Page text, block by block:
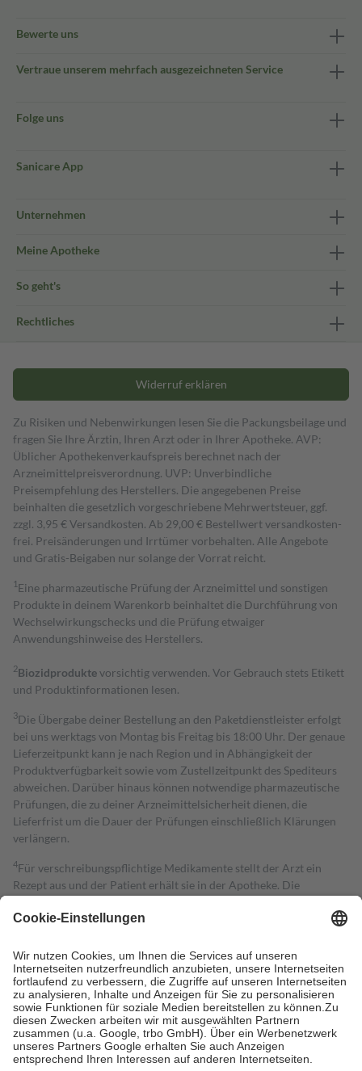
Bewerte uns
Vertraue unserem mehrfach ausgezeichneten Service
Folge uns
Sanicare App
Unternehmen
Meine Apotheke
So geht's
Rechtliches
Widerruf erklären
Zu Risiken und Nebenwirkungen lesen Sie die Packungsbeilage und
fragen Sie Ihre Ärztin, Ihren Arzt oder in Ihrer Apotheke. AVP:
Üblicher Apothekenverkaufspreis berechnet nach der
Arzneimittelpreisverordnung. UVP: Unverbindliche
Preisempfehlung des Herstellers. Die angegebenen Preise
beinhalten die gesetzlich vorgeschriebene Mehrwertsteuer, ggf.
zzgl. 3,95 € Versandkosten. Ab 29,00 € Bestell­wert versand­kosten­
frei. Preisänderungen und Irrtümer vorbehalten. Alle Angebote
und Gratis-Beigaben nur solange der Vorrat reicht.
1 Eine pharmazeutische Prüfung der Arzneimittel und sonstigen
Produkte in deinem Warenkorb beinhaltet die Durchführung von
Wechselwirkungschecks und die Prüfung etwaiger
Anwendungshinweise des Herstellers.
2Biozidproduktevorsichtig verwenden. Vor Gebrauch stets Etikett
und Produktinformationen lesen.
3Die Übergabe deiner Bestellung an den Paketdienstleister erfolgt
bei uns werktags von Montag bis Freitag bis 18:00 Uhr. Der genaue
Lieferzeitpunkt kann je nach Region und in Abhängigkeit der
Produktverfügbarkeit sowie vom Zustellzeitpunkt des Spediteurs
abweichen. Darüber hinaus können notwendige pharmazeutische
Prüfungen, die zu deiner Arzneimittelsicherheit dienen, die
Lieferfrist um die Dauer der Prüfungen einschließlich Klärungen
verlängern.
4Für verschreibungspflichtige Medikamente stellt der Arzt ein
Rezept aus und der Patient erhält sie in der Apotheke. Die
Kosten dafür, der Versicherte trägt einen Teil davon als Zuzahlung
Grundsätzlich leisten Mitglieder Zuzahlungen in Höhe von zehn
Prozent des Abgabepreises,mindestensjedochfünf Euround
höchstens zehn Euro.Es sind jedoch nie mehr als die tatsächlichen
Kosten der Leistung zu entrichten.
Diese Regeln gelten grundsätzlich auch für Online-Apotheken.
Bei Heilmitteln und häuslicher Krankenpflege beträgt die
Zuzahlung zehn Prozent der Kosten sowie zehn Euro je